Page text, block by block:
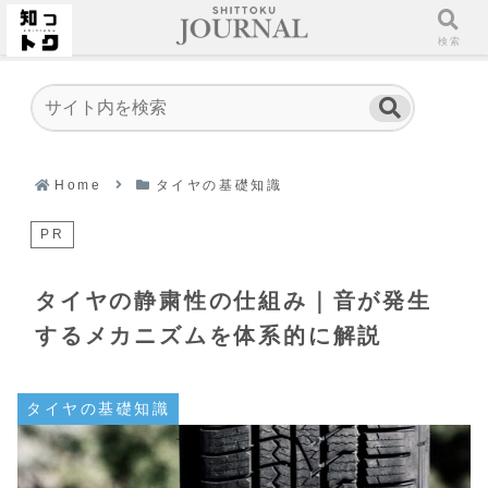
Home タイヤの基礎知識
PR
タイヤの静粛性の仕組み｜音が発生
するメカニズムを体系的に解説
タイヤの基礎知識
ホーム 検索